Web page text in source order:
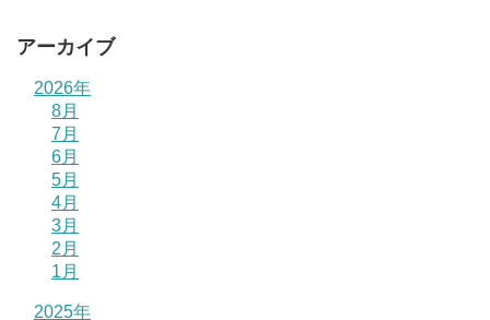
アーカイブ
2026年
8月
7月
6月
5月
4月
3月
2月
1月
2025年